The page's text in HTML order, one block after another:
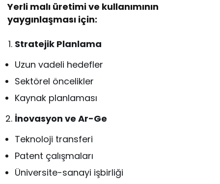
Yerli malı üretimi ve kullanımının
yaygınlaşması için:
Stratejik Planlama
Uzun vadeli hedefler
Sektörel öncelikler
Kaynak planlaması
İnovasyon ve Ar-Ge
Teknoloji transferi
Patent çalışmaları
Üniversite-sanayi işbirliği